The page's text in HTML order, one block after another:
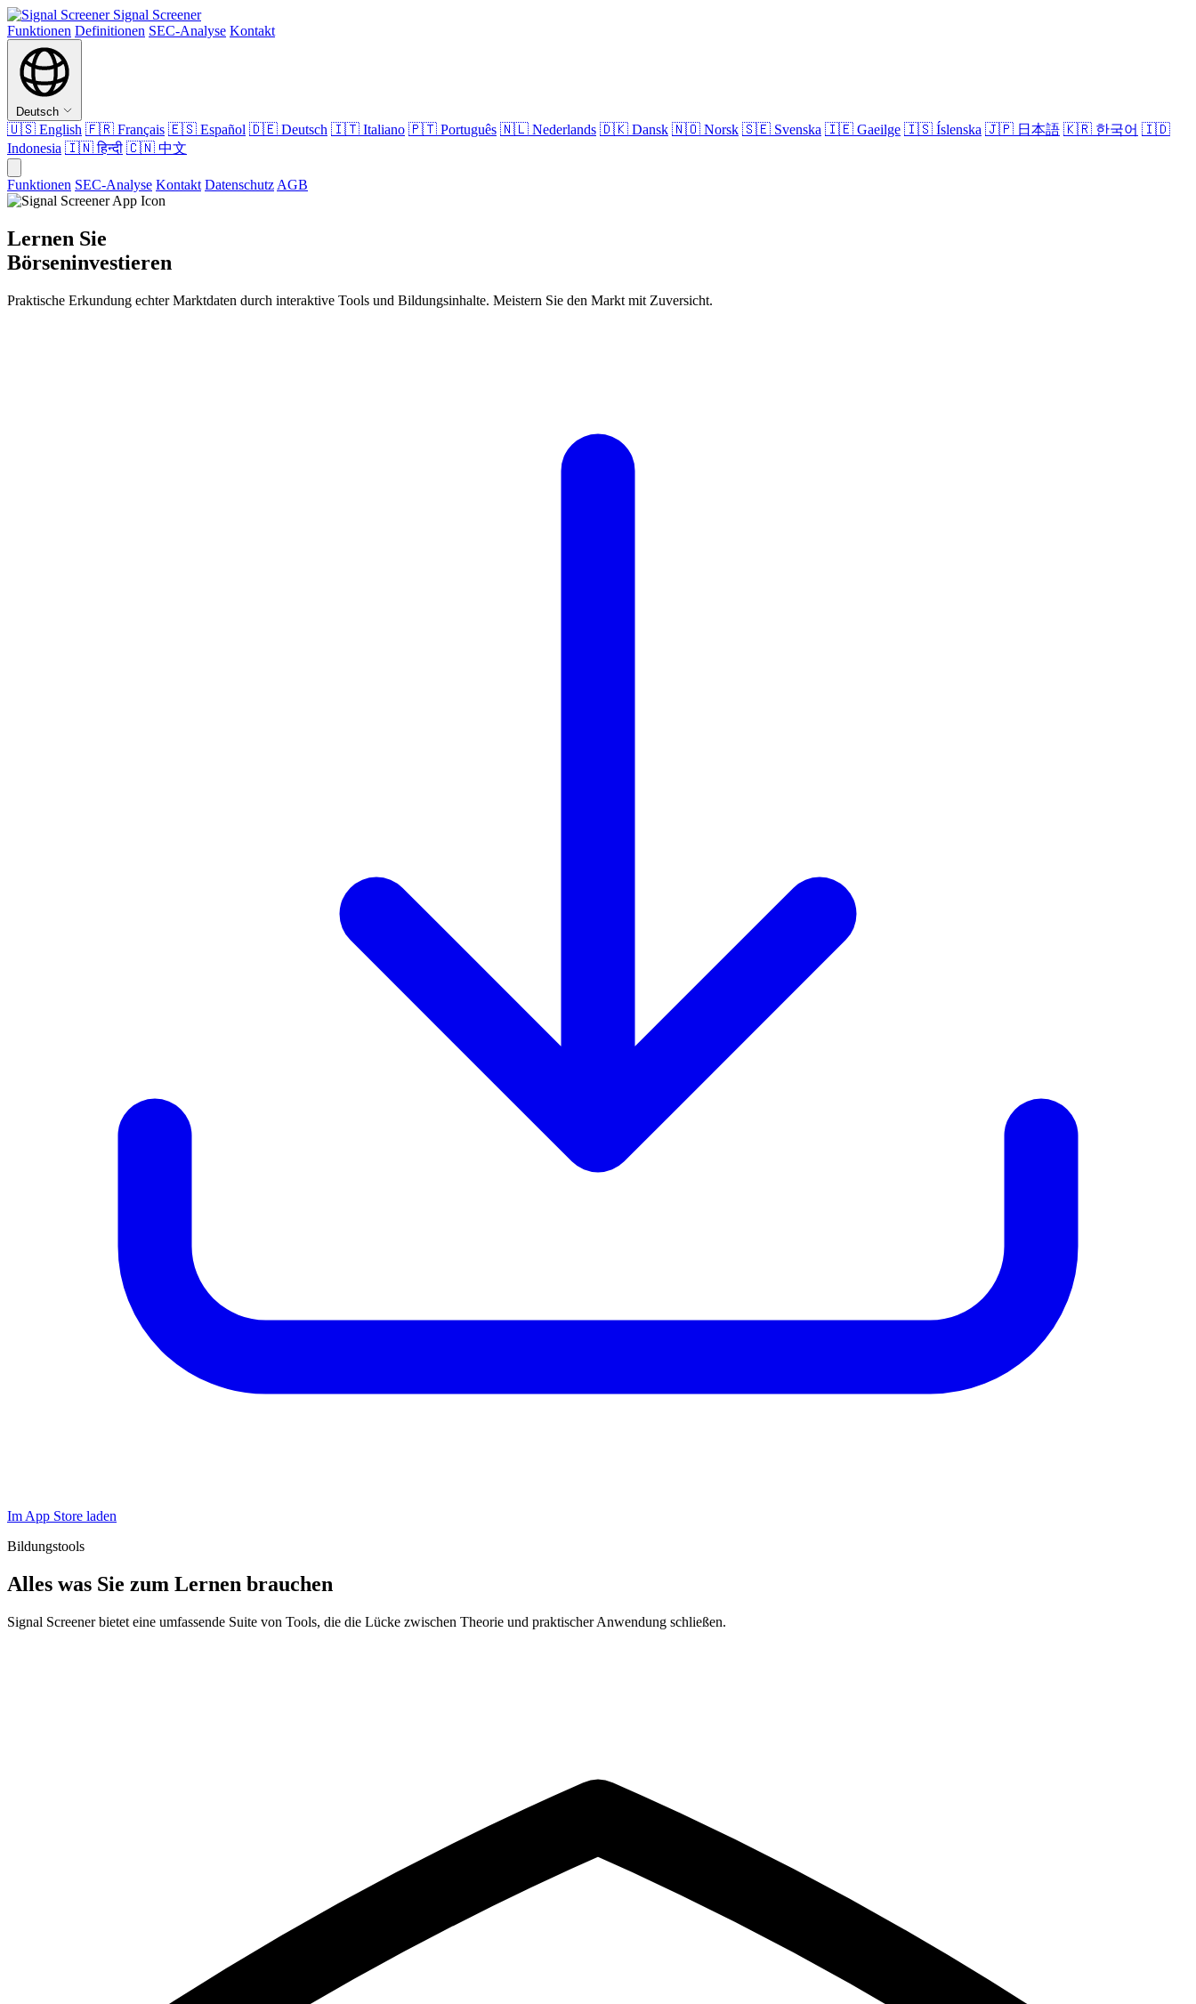
Signal Screener
Funktionen Definitionen SEC-Analyse Kontakt
Deutsch
🇺🇸 English 🇫🇷 Français 🇪🇸 Español 🇩🇪 Deutsch 🇮🇹 Italiano 🇵🇹 Português 🇳🇱 Nederlands 🇩🇰 Dansk 🇳🇴 Norsk 🇸🇪 Svenska 🇮🇪 Gaeilge 🇮🇸 Íslenska 🇯🇵 日本語 🇰🇷 한국어 🇮🇩
Indonesia 🇮🇳हिन्दी 🇨🇳 中文
Funktionen SEC-Analyse Kontakt Datenschutz AGB
Lernen Sie
Börseninvestieren
Praktische Erkundung echter Marktdaten durch interaktive Tools und Bildungsinhalte. Meistern Sie den Markt mit Zuversicht.
Im App Store laden
Bildungstools
Alles was Sie zum Lernen brauchen
Signal Screener bietet eine umfassende Suite von Tools, die die Lücke zwischen Theorie und praktischer Anwendung schließen.